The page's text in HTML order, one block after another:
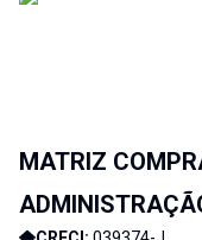
MATRIZ